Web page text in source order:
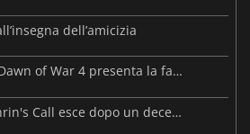
dell’amicizia
Warhammer 40.000: Dawn of War 4 presenta la fazione dei Necron
Forsaken Realms: Vahrin's Call esce dopo un decennio di sviluppo